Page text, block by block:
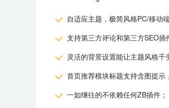
自适应主题，极简风格PC/移动
支持第三方评论和第三方SEO插
灵活的背景设置能让主题风格千
首页推荐模块标题支持含图提示
一如继往的不依赖任何ZB插件；